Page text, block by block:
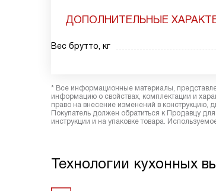
ДОПОЛНИТЕЛЬНЫЕ
Вес брутто, кг
* Все информационные материалы,
информацию о свойствах, комплектации и
право на внесение изменений в
Покупатель должен обратиться к Продавцу
инструкции и на упаковке товара.
Технологии кухонных